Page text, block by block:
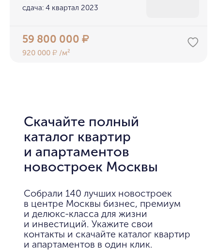
сдача: 4 квартал 2023
59 800 000₽
920 000₽ /м²
Скачайте полный
каталог квартир
и апартаментов
новостроек Москвы
Собрали 140 лучших новостроек
в центре Москвы бизнес, премиум
и делюкс-класса для жизни
и инвестиций. Укажите свои
контакты и скачайте каталог квартир
и апартаментов в один клик.